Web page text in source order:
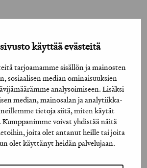
käyttää evästeitä
tarjoamamme sisällön ja mainosten
sosiaalisen median ominaisuuksien
analysoimiseen. Lisäksi
median, mainosalan ja analytiikka-
tietoja siitä, miten käytät
Kumppanimme voivat yhdistää näitä
joita olet antanut heille tai joita
olet käyttänyt heidän palvelujaan.
Helsinki
/ FLC Helsinki
Harjunen
Helsinki